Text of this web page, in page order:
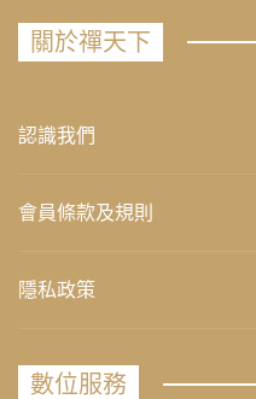
關於禪天下
認識我們
會員條款及規則
隱私政策
數位服務